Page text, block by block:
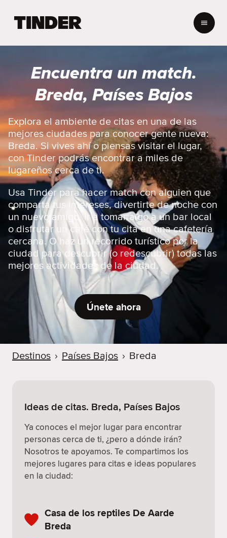
o
e
i
n
d
e
r
Encuentra un match.
Breda, Países Bajos
Explora el ambiente de citas en una de las
mejores ciudades para conocer gente nueva:
Breda. Si vives ahí o piensas visitar el lugar,
con Tinder podrás encontrar a miles de
lugareños cerca de ti.
Usa Tinder para hacer match con alguien que
comparta tus intereses, divertirte de noche con
un nuevo amigo, ir a tomar algo a un bar local
o disfrutar un café con tu cita en una cafetería
cercana. O haz un recorrido turístico por la
ciudad para descubrir (o redescubrir) todas las
mejores actividades de la ciudad.
Únete ahora
Destinos › Países Bajos › Breda
Ideas de citas. Breda, Países Bajos
Ya conoces el mejor lugar para encontrar
personas cerca de ti, ¿pero a dónde irán?
Nosotros te apoyamos. Te compartimos los
mejores lugares para citas e ideas populares
en la ciudad:
Casa de los reptiles De Aarde
Breda